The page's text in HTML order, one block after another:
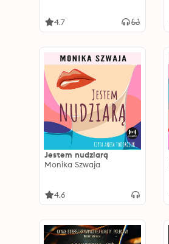
4.7
Jestem nudziarą
Monika Szwaja
4.6